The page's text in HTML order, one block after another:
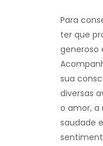
Para
ter que
generoso
sua
diversas
o amor, a
saudade